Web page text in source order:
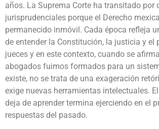
años. La Suprema Corte ha transitado por
jurisprudenciales porque el Derecho
permanecido inmóvil. Cada época refleja
de entender la Constitución, la justicia y el
jueces y en este contexto, cuando se
abogados fuimos formados para un
existe, no se trata de una exageración
exige nuevas herramientas intelectuales.
deja de aprender termina ejerciendo en el
respuestas del pasado.